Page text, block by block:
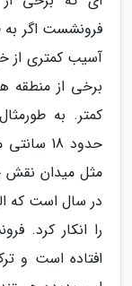
فرونشست اگر
آسیب کمتری از
برخی از منطقه
کمتر. به
حدود
در سال است که
را انکار کرد.
افتاده است و